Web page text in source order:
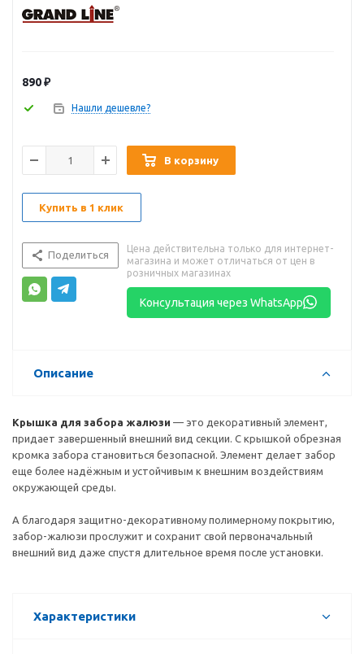
890₽
Нашли дешевле?
В корзину
Купить в 1 клик
Поделиться
Цена действительна только для интернет-
магазина и может отличаться от цен в
розничных магазинах
Консультация через WhatsApp
Описание
Крышка для забора жалюзи — это декоративный элемент,
придает завершенный внешний вид секции. С крышкой обрезная
кромка забора становиться безопасной. Элемент делает забор
еще более надёжным и устойчивым к внешним воздействиям
окружающей среды.
А благодаря защитно-декоративному полимерному покрытию,
забор-жалюзи прослужит и сохранит свой первоначальный
внешний вид даже спустя длительное время после установки.
Характеристики